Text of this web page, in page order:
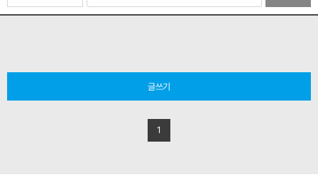
글쓰기
1